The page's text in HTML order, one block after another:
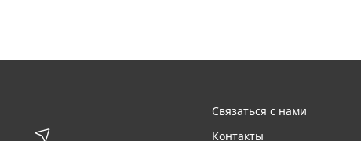
Связаться с нами
Контакты